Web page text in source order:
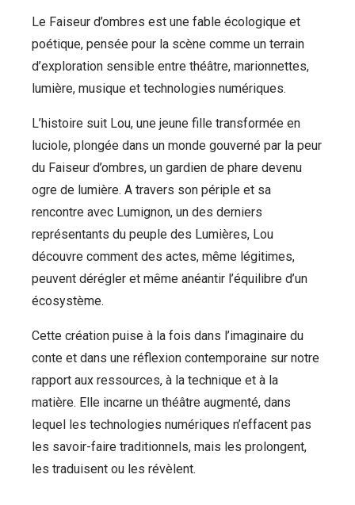
Le Faiseur d’ombres est une fable écologique et
poétique, pensée pour la scène comme un terrain
d’exploration sensible entre théâtre, marionnettes,
lumière, musique et technologies numériques.
L’histoire suit Lou, une jeune fille transformée en
luciole, plongée dans un monde gouverné par la peur
du Faiseur d’ombres, un gardien de phare devenu
ogre de lumière. A travers son périple et sa
rencontre avec Lumignon, un des derniers
représentants du peuple des Lumières, Lou
découvre comment des actes, même légitimes,
peuvent dérégler et même anéantir l’équilibre d’un
écosystème.
Cette création puise à la fois dans l’imaginaire du
conte et dans une réflexion contemporaine sur notre
rapport aux ressources, à la technique et à la
matière. Elle incarne un théâtre augmenté, dans
lequel les technologies numériques n’effacent pas
les savoir-faire traditionnels, mais les prolongent,
les traduisent ou les révèlent.